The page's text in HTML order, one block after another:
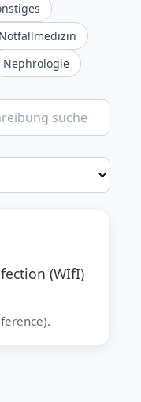
Notfallmedizin
Nephrologie
(WIfI)